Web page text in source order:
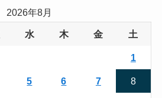
2026年8月
水 木 金 土
1
5 6 7 8